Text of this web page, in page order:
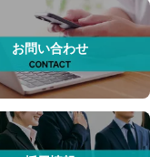
お問い合わせ